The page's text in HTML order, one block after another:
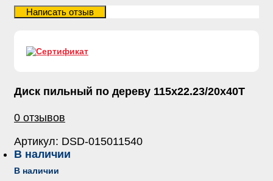
Диск пильный по дереву 115х22.23/20х40Т
0 отзывов
Артикул: DSD-015011540
В наличии
В наличии